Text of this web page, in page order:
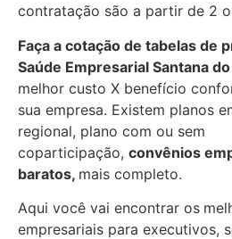
contratação são a partir de 2
Faça a cotação de tabelas de
Saúde Empresarial Santana
melhor custo X benefício
sua empresa. Existem planos
regional, plano com ou sem
coparticipação, convênios
baratos, mais completo.
Aqui você vai encontrar os
empresariais para executivos,